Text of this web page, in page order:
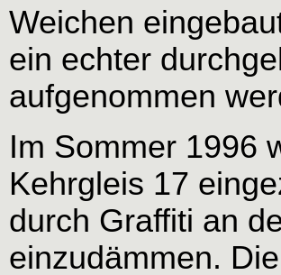
Weichen
ein echter
aufgenommen
Im Sommer 1996
Kehrgleis 17
durch Graffiti an
einzudämmen.